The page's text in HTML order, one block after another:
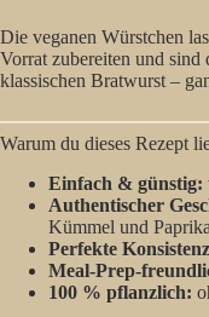
Die veganen Würstchen
Vorrat zubereiten und
klassischen Bratwurst –
Warum du dieses Rezept
Einfach & günstig:
Authentischer
Kümmel und Paprika
Perfekte
Meal-Prep-
100 % pflanzlich: